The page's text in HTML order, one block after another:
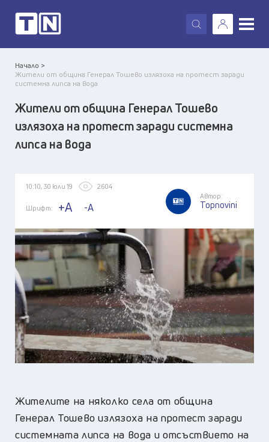
X
Начало >
Жители от община Генерал Тошево излязоха на протест заради
системна липса на вода
Жители от община Генерал Тошево
излязоха на протест заради системна
липса на вода
10:10, 30 юли 19 2604
Шрифт: +A -A
Автор:
Topnovini
Жителите на няколко села от община
Генерал Тошево излязоха на протест заради
системната липса на вода и отсъствието на